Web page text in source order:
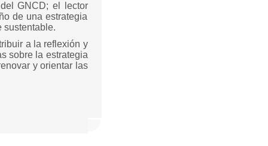
GNCD; el lector
de una estrategia
sustentable.
a la reflexión y
sobre la estrategia
y orientar las